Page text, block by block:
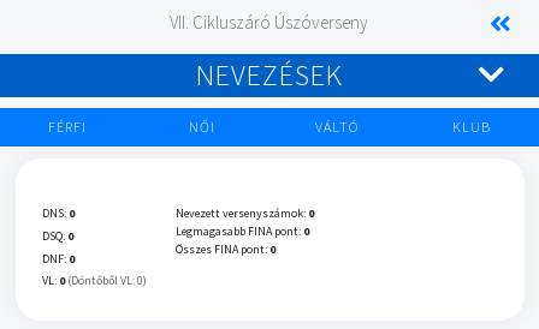
VII. Cikluszáró Úszóverseny
NEVEZÉSEK
FÉRFI NŐI VÁLTÓ KLUB
DNS: 0
DSQ: 0
DNF: 0
VL: 0 (Döntőből VL: 0)
Nevezett versenyszámok: 0
Legmagasabb FINA pont: 0
Összes FINA pont: 0